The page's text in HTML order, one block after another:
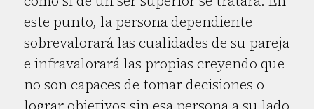
este punto, la persona dependiente
sobrevalorará las cualidades de su pareja
e infravalorará las propias creyendo que
no son capaces de tomar decisiones o